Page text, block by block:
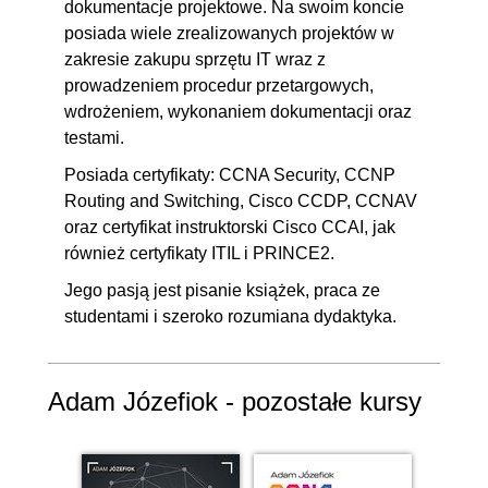
6.3. Rozgłaszanie tras w
EIGRP
00:05:12
6.4. Tablica sąsiadów EIGRP
6.5. Tablica topologii EIGRP
00:06:51
6.6. Tablica routingu EIGRP
6.7. Wzór na metrykę EIGRP
00:06:28
6.8. Obliczanie metryki w
EIGRP
00:07:42
6.9. Obliczanie Reported
Distance RD
6.11. Wpływ zmiany metryki na
tablicę topologii i pojęcie
00:06:41
6.12. Warunek dopuszczalności
dokumentacje projektowe. Na swoim koncie
posiada wiele zrealizowanych projektów w
zakresie zakupu sprzętu IT wraz z
prowadzeniem procedur przetargowych,
wdrożeniem, wykonaniem dokumentacji oraz
testami.
Posiada certyfikaty: CCNA Security, CCNP
Routing and Switching, Cisco CCDP, CCNAV
oraz certyfikat instruktorski Cisco CCAI, jak
również certyfikaty ITIL i PRINCE2.
Jego pasją jest pisanie książek, praca ze
studentami i szeroko rozumiana dydaktyka.
Adam Józefiok - pozostałe kursy